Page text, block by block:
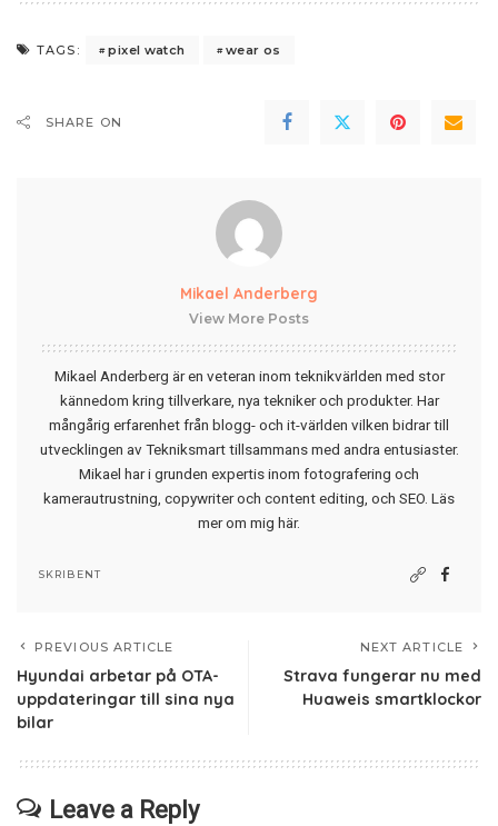
TAGS: pixel watch wear os
SHARE ON
Mikael Anderberg
View More Posts
Mikael Anderberg är en veteran inom teknikvärlden med stor
kännedom kring tillverkare, nya tekniker och produkter. Har
mångårig erfarenhet från blogg- och it-världen vilken bidrar till
utvecklingen av Tekniksmart tillsammans med andra entusiaster.
Mikael har i grunden expertis inom fotografering och
kamerautrustning, copywriter och content editing, och SEO. Läs
mer om mig här.
SKRIBENT
PREVIOUS ARTICLE
Hyundai arbetar på OTA-
uppdateringar till sina nya
bilar
NEXT ARTICLE
Strava fungerar nu med
Huaweis smartklockor
Leave a Reply